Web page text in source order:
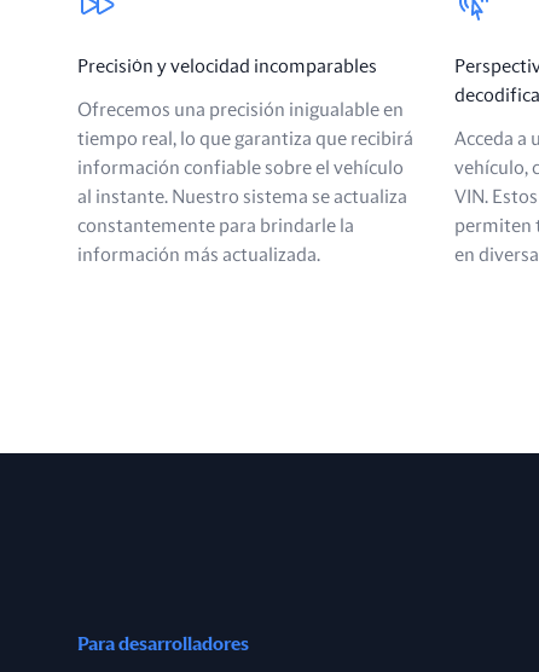
Precisión y velocidad incomparables
Ofrecemos una precisión inigualable en
tiempo real, lo que garantiza que recibirá
información confiable sobre el vehículo
al instante. Nuestro sistema se actualiza
constantemente para brindarle la
información más actualizada.
Acceda a
vehículo,
VIN.
permiten
en
Para desarrolladores